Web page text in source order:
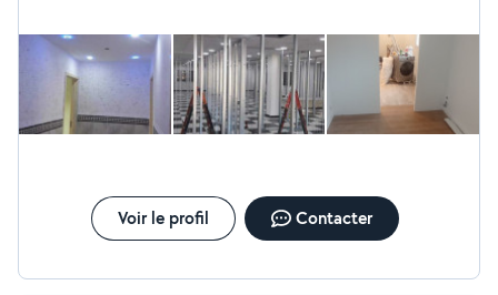
Voir le profil Contacter